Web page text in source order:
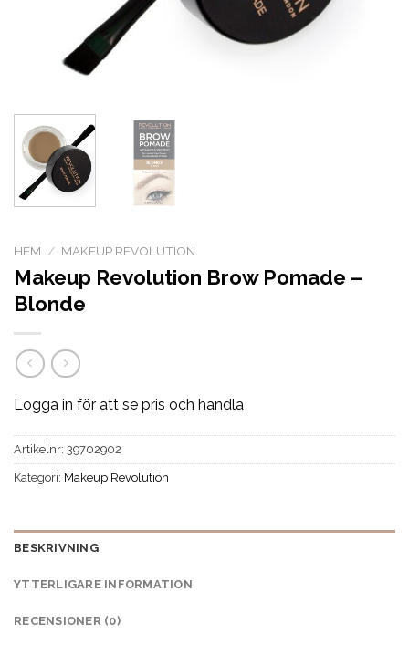
HEM / MAKEUP REVOLUTION
Makeup Revolution Brow Pomade –
Blonde
Logga in för att se pris och handla
Artikelnr: 39702902
Kategori: Makeup Revolution
BESKRIVNING
YTTERLIGARE INFORMATION
RECENSIONER (0)